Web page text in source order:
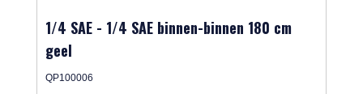
1/4 SAE - 1/4 SAE binnen-binnen 180 cm
geel
QP100006